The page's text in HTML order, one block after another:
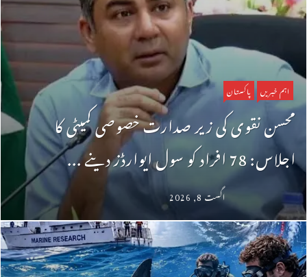
اہم خبریں پاکستان
محسن نقوی کی زیر صدارت خصوصی کمیٹی کا
اجلاس: 78 افراد کو سول ایوارڈز دینے ...
اگست 8, 2026